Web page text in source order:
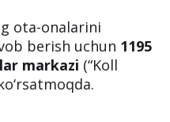
ota-onalarini
berish uchun 1195
markazi (“Koll